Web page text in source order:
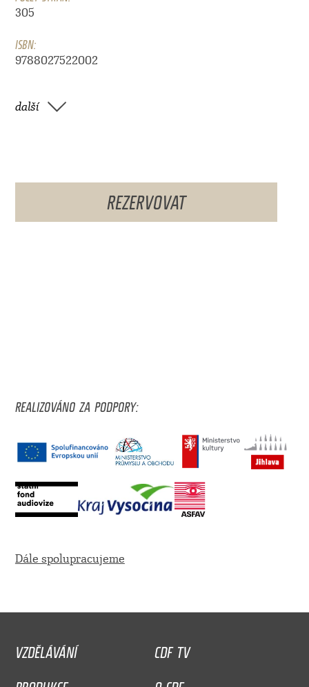
305
ISBN:
9788027522002
další
REZERVOVAT
REALIZOVÁNO ZA PODPORY:
Dále spolupracujeme
VZDĚLÁVÁNÍ
CDF TV